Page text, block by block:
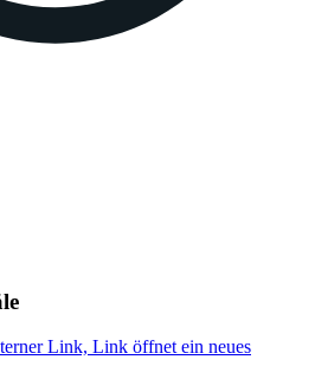
Link, Link öffnet ein neues